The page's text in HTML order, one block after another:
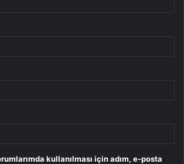
kullanılması için adım, e-posta